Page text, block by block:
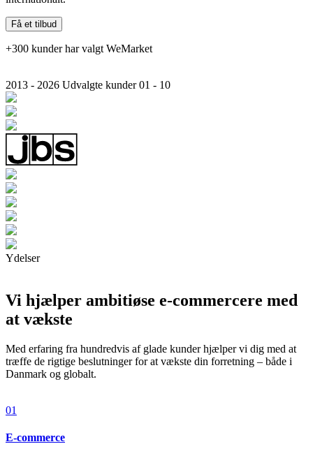
Få et tilbud
+300 kunder har valgt WeMarket
2013 - 2026 Udvalgte kunder 01 - 10
Ydelser
Vi hjælper ambitiøse e-commercere med
at vækste
Med erfaring fra hundredvis af glade kunder hjælper vi dig med at
træffe de rigtige beslutninger for at vækste din forretning – både i
Danmark og globalt.
01
E-commerce